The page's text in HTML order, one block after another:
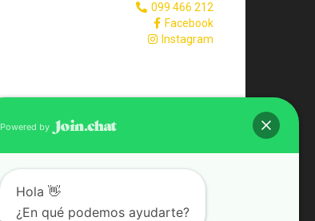
099 466 212
Facebook
Instagram
Powered by
Hola 👋
¿En qué podemos ayudarte?